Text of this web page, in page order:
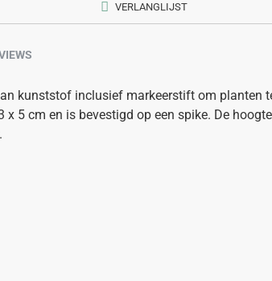
VERLANGLIJST
kunststof inclusief markeerstift om planten
x 5 cm en is bevestigd op een spike. De